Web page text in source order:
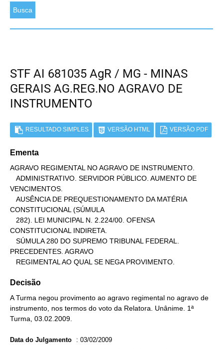
Busca
STF AI 681035 AgR / MG - MINAS
GERAIS AG.REG.NO AGRAVO DE
INSTRUMENTO
RESULTADO SIMPLES VERSÃO HTML VERSÃO PDF
Ementa
AGRAVO REGIMENTAL NO AGRAVO DE INSTRUMENTO.
VENCIMENTOS.
CONSTITUCIONAL (SÚMULA
CONSTITUCIONAL INDIRETA.
PRECEDENTES. AGRAVO
   REGIMENTAL AO QUAL SE NEGA PROVIMENTO.
Decisão
A Turma negou provimento ao agravo regimental no agravo de
instrumento, nos termos do voto da Relatora. Unânime. 1ª
Turma, 03.02.2009.
Data do Julgamento : 03/02/2009